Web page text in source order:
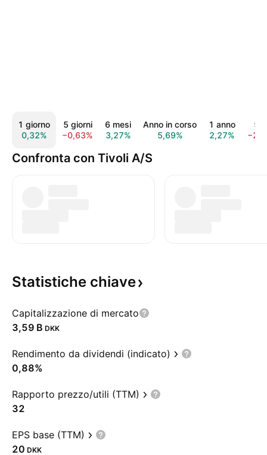
1 giorno
0,32%
5 giorni
−0,63%
6 mesi
3,27%
Anno in corso
5,69%
1 anno
2,27%
5
Confronta con Tivoli A/S
Statistiche chiave
Capitalizzazione di mercato
‪3,59 B‬ DKK
Rendimento da dividendi (indicato)
0,88%
Rapporto prezzo/utili (TTM)
32
EPS base (TTM)
20 DKK